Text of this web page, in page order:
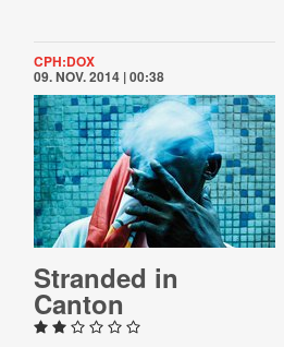
CPH:DOX
09. NOV. 2014 | 00:38
Stranded in
Canton